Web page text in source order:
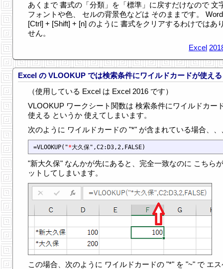
あくまで 書式の「分類」を「標準」に戻すだけなので 文
フォントや色、 セルの背景色などは そのままです。
[Ctrl] + [Shift] + [n] のように 書式をクリアするわけではあ
せん。
Excel
Excel の VLOOKUP では検索条件にワイルドカードが使える
（使用している Excel は Excel 2016 です）
VLOOKUP ワークシート関数は 検索条件にワイルドカー
使える というか 使えてしまいます。
次のように ワイルドカードの "*" が含まれている場合、、
=VLOOKUP("*
"新大久保" なんかが先にあると、完全一致なのに こちら
ットしてしまいます。
この場合、次のように ワイルドカードの "*" を "~" で エ